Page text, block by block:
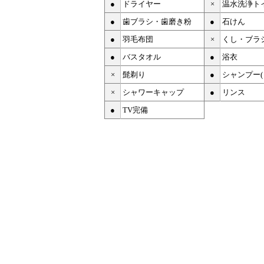
●
ドライヤー ×
温水洗浄ト
●
歯ブラシ・歯磨き粉 ●
石けん
●
羽毛布団 ×
くし・ブラ
●
バスタオル ●
浴衣
×
髭剃り ●
シャンプー
×
シャワーキャップ ●
リンス
●
TV完備